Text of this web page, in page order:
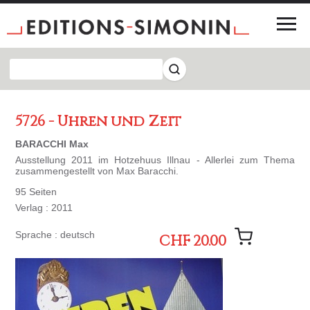
5726 - Uhren und Zeit
BARACCHI Max
Ausstellung 2011 im Hotzehuus Illnau - Allerlei zum Thema
zusammengestellt von Max Baracchi.
95 Seiten
Verlag : 2011
Sprache : deutsch CHF 20.00